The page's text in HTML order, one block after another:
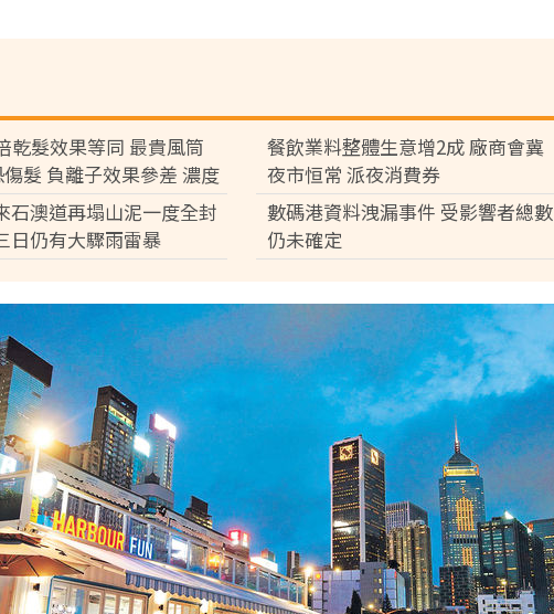
乾髮效果等同 最貴風筒
傷髮 負離子效果參差 濃度
餐飲業料整體生意增2成 廠商會冀
夜市恒常 派夜消費券
石澳道再塌山泥一度全封
日仍有大驟雨雷暴
數碼港資料洩漏事件 受影響者總數
仍未確定